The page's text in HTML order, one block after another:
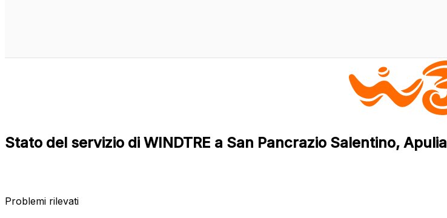
Stato del servizio di WINDTRE a San Pancrazio Salentino, Apulia
Problemi rilevati